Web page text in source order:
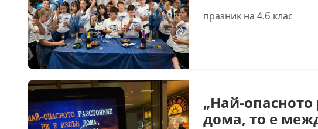
празник на 4.б клас
„Най-опасното
дома, то е